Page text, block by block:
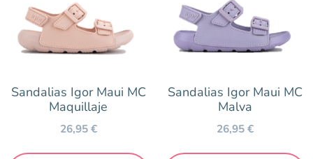
Sandalias Igor Maui MC
Maquillaje
26,95€
Sandalias Igor Maui MC
Malva
26,95€